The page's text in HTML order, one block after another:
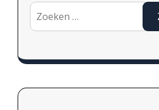
Zoeken
naar: